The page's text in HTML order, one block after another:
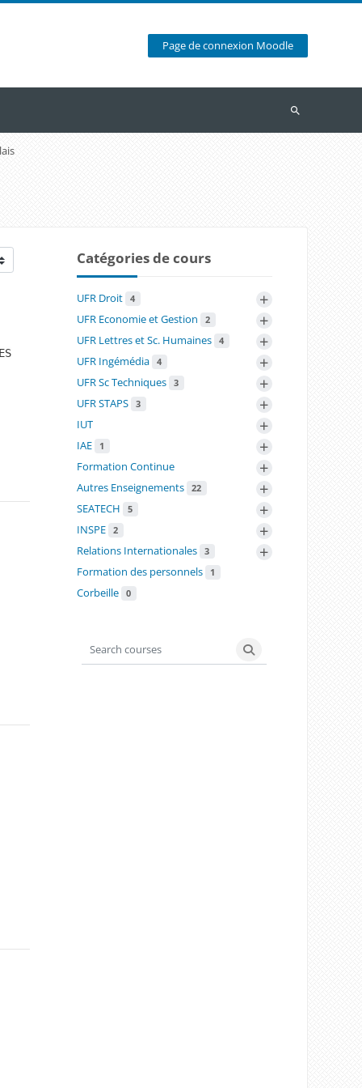
Page de connexion Moodle
Recherche
Catégories de cours
UFR Droit 4 +
UFR Economie et Gestion 2 +
UFR Lettres et Sc. Humaines 4 +
UFR Ingémédia 4 +
UFR Sc Techniques 3 +
UFR STAPS 3 +
IUT +
IAE 1 +
Formation Continue +
Autres Enseignements 22 +
SEATECH 5 +
INSPE 2 +
Relations Internationales 3 +
Formation des personnels 1
Corbeille 0
Search courses
Search courses